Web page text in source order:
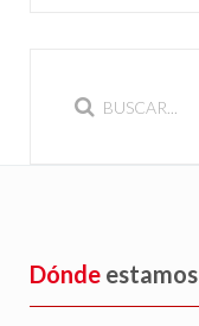
Dónde estamos